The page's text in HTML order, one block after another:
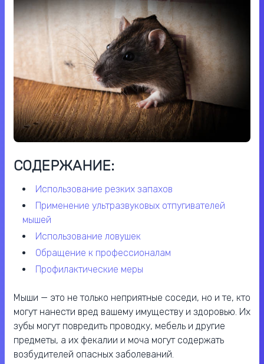
СОДЕРЖАНИЕ:
использование резких запахов
применение ультразвуковых отпугивателей
мышей
использование ловушек
обращение к профессионалам
профилактические меры
Мыши — это не только неприятные соседи, но и те, кто
могут нанести вред вашему имуществу и здоровью. Их
зубы могут повредить проводку, мебель и другие
предметы, а их фекалии и моча могут содержать
возбудителей опасных заболеваний.